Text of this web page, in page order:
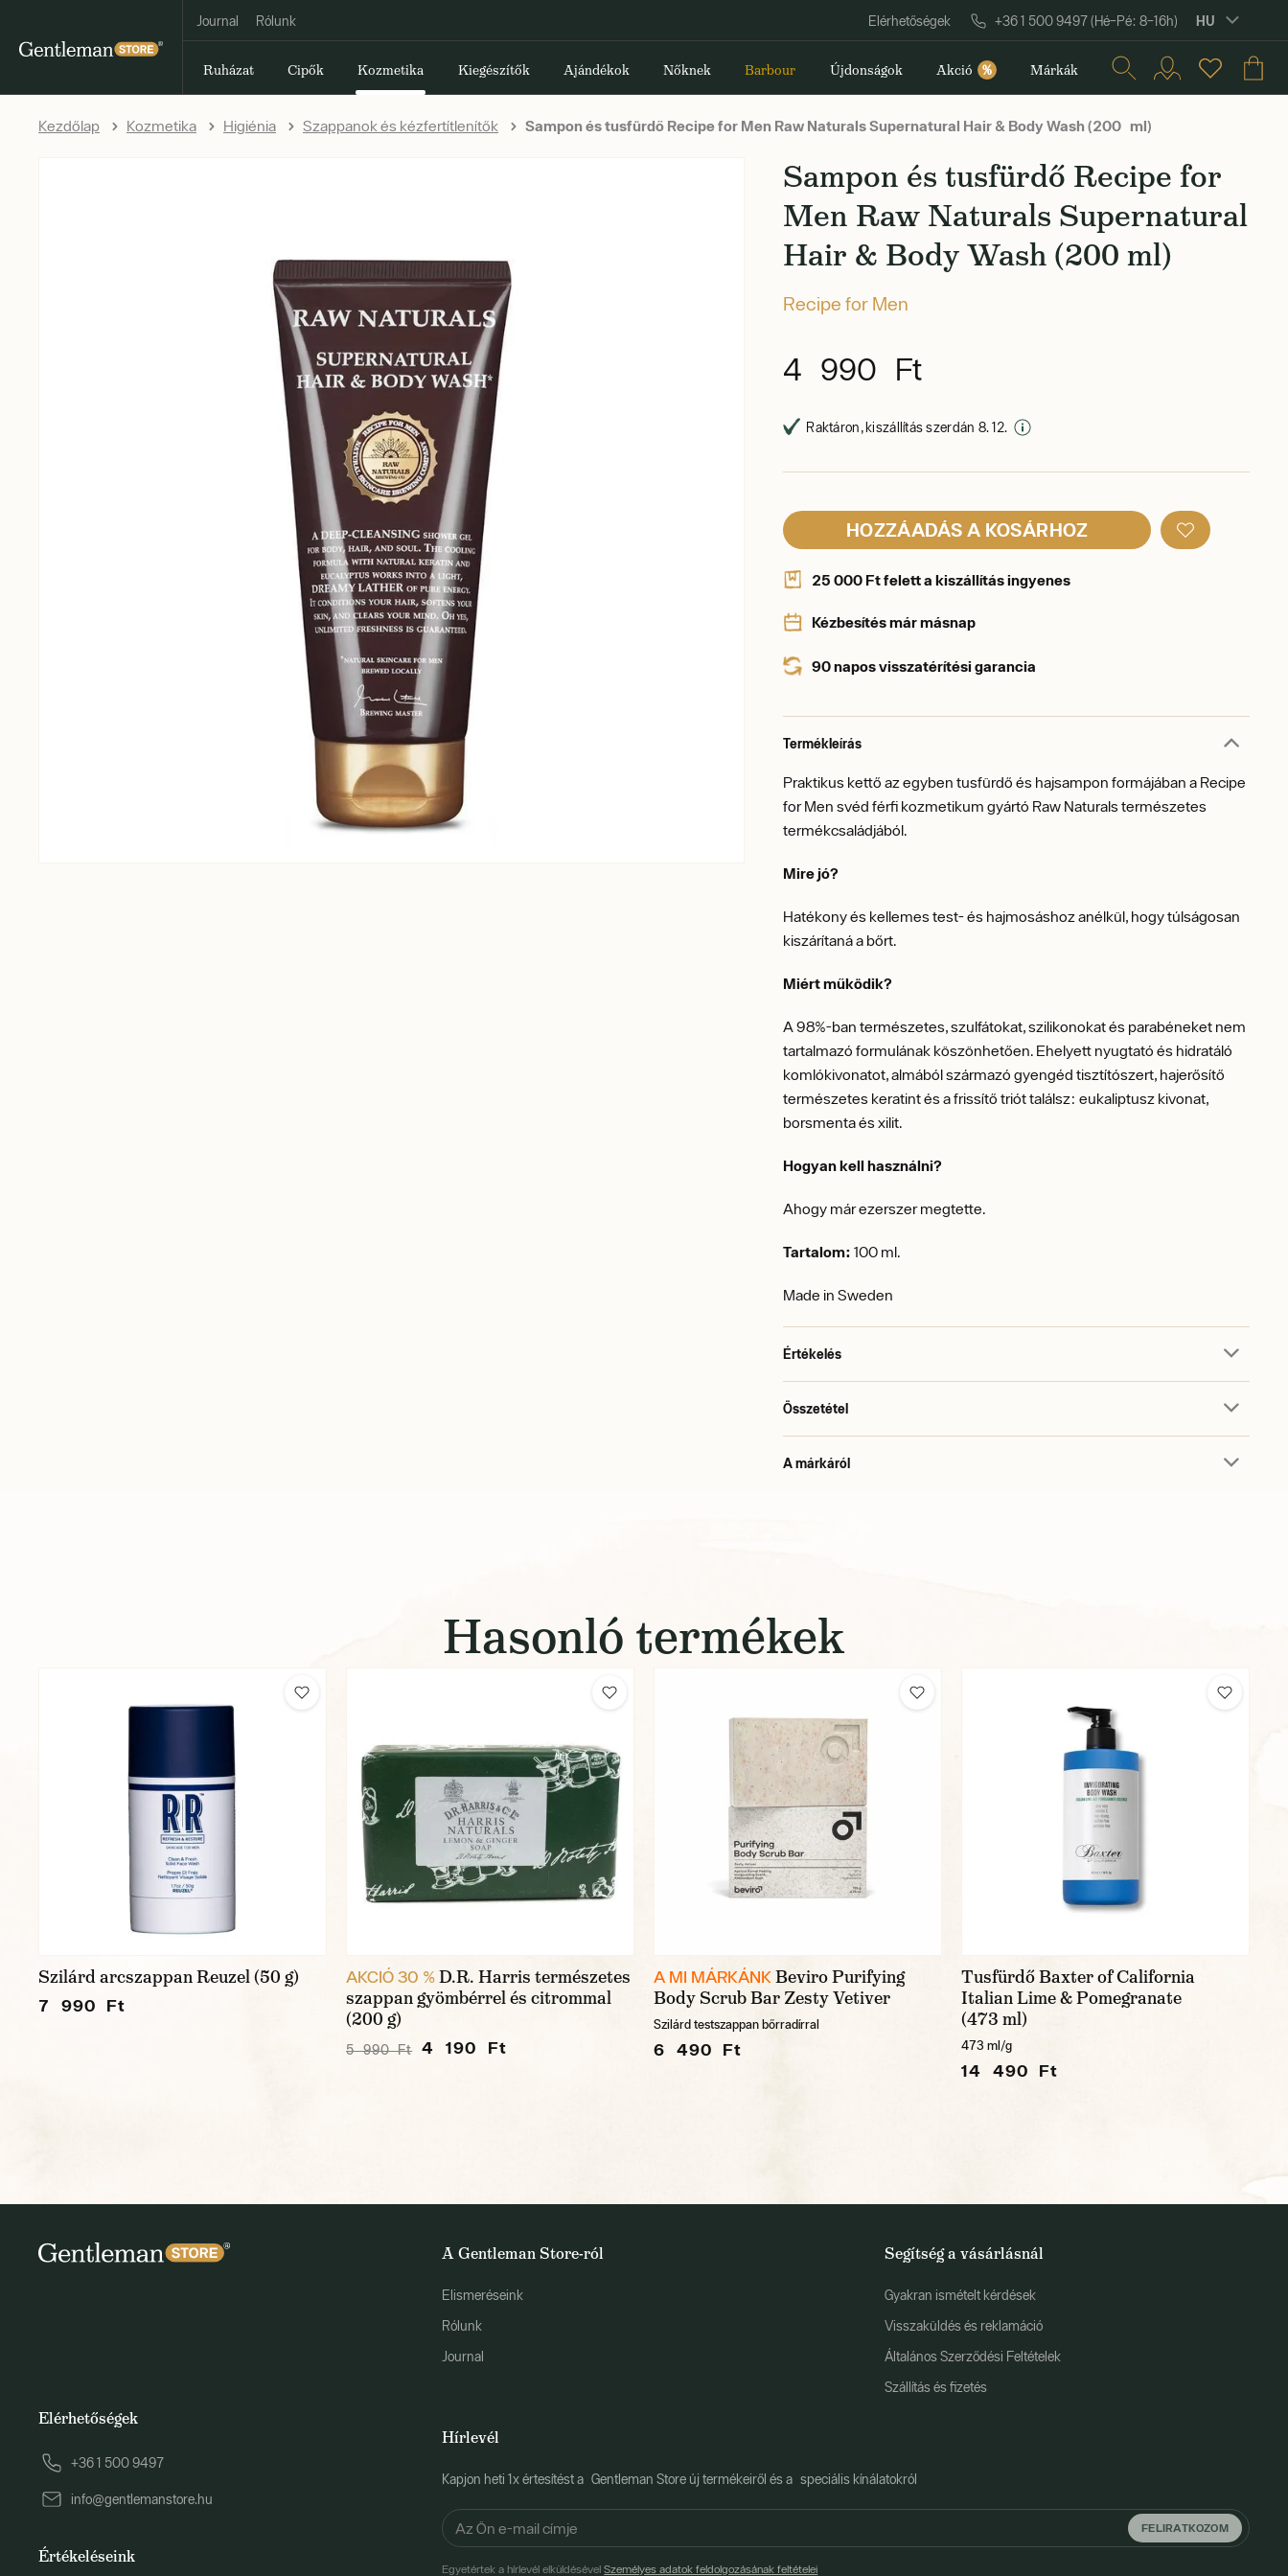
Journal Rólunk Elérhetőségek +36 1 500 9497 (Hé–Pé: 8–16h) HU
Ruházat Cipők Kozmetika Kiegészítők Ajándékok Nőknek Barbour Újdonságok Akció % Márkák
Kezdőlap Kozmetika Higiénia Szappanok és kézfertítlenítők Sampon és tusfürdő Recipe for Men Raw Naturals Supernatural Hair & Body Wash (200 ml)
Sampon és tusfürdő Recipe for
Men Raw Naturals Supernatural
Hair & Body Wash (200 ml)
Recipe for Men
4 990 Ft
Raktáron, kiszállítás szerdán 8. 12.
HOZZÁADÁS A KOSÁRHOZ
25 000 Ft felett a kiszállítás ingyenes
Kézbesítés már másnap
90 napos visszatérítési garancia
Termékleírás
Praktikus kettő az egyben tusfürdő és hajsampon formájában a Recipe
for Men svéd férfi kozmetikum gyártó Raw Naturals természetes
termékcsaládjából.
Mire jó?
Hatékony és kellemes test- és hajmosáshoz anélkül, hogy túlságosan
kiszárítaná a bőrt.
Miért működik?
A 98%-ban természetes, szulfátokat, szilikonokat és parabéneket nem
tartalmazó formulának köszönhetően. Ehelyett nyugtató és hidratáló
komlókivonatot, almából származó gyengéd tisztítószert, hajerősítő
természetes keratint és a frissítő triót találsz: eukaliptusz kivonat,
borsmenta és xilit.
Hogyan kell használni?
Ahogy már ezerszer megtette.
Tartalom: 100 ml.
Made in Sweden
Értékelés
Összetétel
A márkáról
Hasonló termékek
Szilárd arcszappan Reuzel (50 g)
7 990 Ft
AKCIÓ 30 %D.R. Harris természetes
szappan gyömbérrel és citrommal
(200 g)
5 990 Ft 4 190 Ft
A MI MÁRKÁNKBeviro Purifying
Body Scrub Bar Zesty Vetiver
Szilárd testszappan bőrradírral
6 490 Ft
Tusfürdő Baxter of California
Italian Lime & Pomegranate
(473 ml)
473 ml/g
14 490 Ft
A Gentleman Store-ról
Elismeréseink
Rólunk
Journal
Segítség a vásárlásnál
Gyakran ismételt kérdések
Visszaküldés és reklamáció
Általános Szerződési Feltételek
Szállítás és fizetés
Hírlevél
Kapjon heti 1x értesítést a Gentleman Store új termékeiről és a speciális kínálatokról
FELIRATKOZOM
Egyetértek a hírlevél elküldésévelSzemélyes adatok feldolgozásának feltételei
Elérhetőségek
+36 1 500 9497
info@gentlemanstore.hu
Értékeléseink